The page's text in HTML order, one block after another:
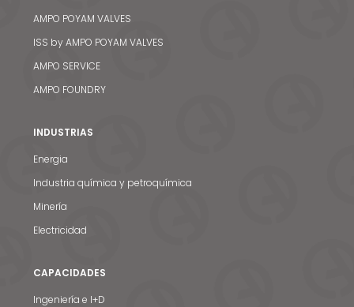
AMPO POYAM VALVES
ISS by AMPO POYAM VALVES
AMPO SERVICE
AMPO FOUNDRY
INDUSTRIAS
Energia
Industria química y petroquímica
Minería
Electricidad
CAPACIDADES
Ingeniería e I+D